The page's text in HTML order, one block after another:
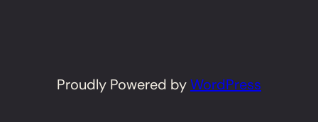
Proudly Powered byWordPress